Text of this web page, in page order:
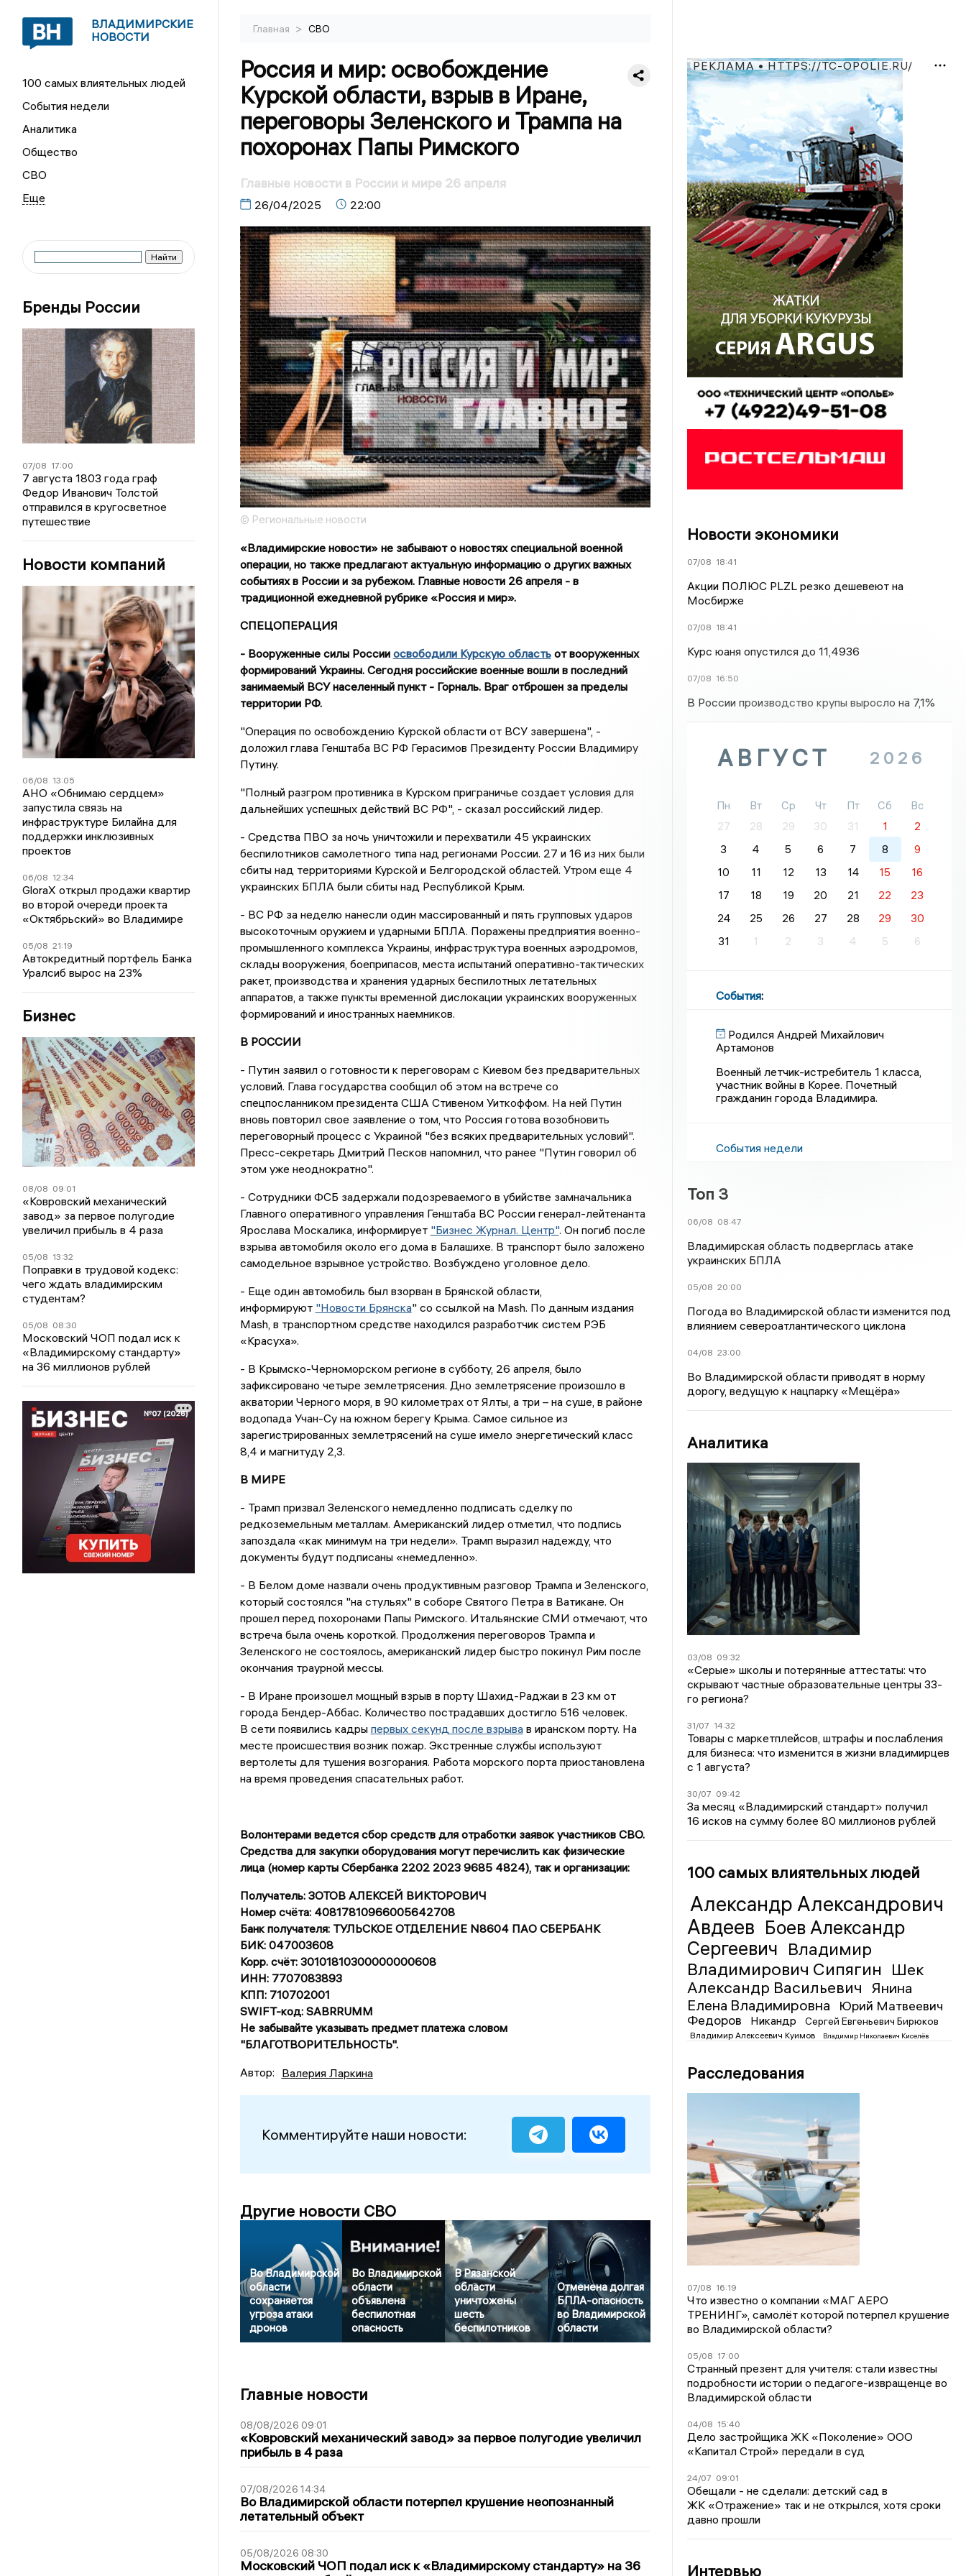
ВЛАДИМИРСКИЕ
НОВОСТИ
100 самых влиятельных людей
События недели
Аналитика
Общество
СВО
Бренды России
07/08 17:00
7 августа 1803 года граф
Федор Иванович Толстой
отправился в кругосветное
путешествие
Новости компаний
06/08 13:05
АНО «Обнимаю сердцем»
запустила связь на
инфраструктуре Билайна для
поддержки инклюзивных
проектов
06/08 12:34
GloraX открыл продажи квартир
во второй очереди проекта
«Октябрьский» во Владимире
05/08 21:19
Автокредитный портфель Банка
Уралсиб вырос на 23%
Бизнес
08/08 09:01
«Ковровский механический
завод» за первое полугодие
увеличил прибыль в 4 раза
05/08 13:32
Поправки в трудовой кодекс:
чего ждать владимирским
студентам?
05/08 08:30
Московский ЧОП подал иск к
«Владимирскому стандарту»
на 36 миллионов рублей
Главная > СВО
Россия и мир: освобождение
Курской области, взрыв в Иране,
переговоры Зеленского и Трампа на
похоронах Папы Римского
Главные новости в России и мире 26 апреля
26/04/2025 22:00
© Региональные новости
«Владимирские новости» не забывают о новостях специальной военной
операции, но также предлагают актуальную информацию о других важных
событиях в России и за рубежом. Главные новости 26 апреля - в
традиционной ежедневной рубрике «Россия и мир».
СПЕЦОПЕРАЦИЯ
- Вооруженные силы России освободили Курскую область от вооруженных
формирований Украины. Сегодня российские военные вошли в последний
занимаемый ВСУ населенный пункт - Горналь. Враг отброшен за пределы
территории РФ.
"Операция по освобождению Курской области от ВСУ завершена", -
доложил глава Генштаба ВС РФ Герасимов Президенту России Владимиру
Путину.
"Полный разгром противника в Курском приграничье создает условия для
дальнейших успешных действий ВС РФ", - сказал российский лидер.
- Средства ПВО за ночь уничтожили и перехватили 45 украинских
беспилотников самолетного типа над регионами России. 27 и 16 из них были
сбиты над территориями Курской и Белгородской областей. Утром еще 4
украинских БПЛА были сбиты над Республикой Крым.
- ВС РФ за неделю нанесли один массированный и пять групповых ударов
высокоточным оружием и ударными БПЛА. Поражены предприятия военно-
промышленного комплекса Украины, инфраструктура военных аэродромов,
склады вооружения, боеприпасов, места испытаний оперативно-тактических
ракет, производства и хранения ударных беспилотных летательных
аппаратов, а также пункты временной дислокации украинских вооруженных
формирований и иностранных наемников.
В РОССИИ
- Путин заявил о готовности к переговорам с Киевом без предварительных
условий. Глава государства сообщил об этом на встрече со
спецпосланником президента США Стивеном Уиткоффом. На ней Путин
вновь повторил свое заявление о том, что Россия готова возобновить
переговорный процесс с Украиной "без всяких предварительных условий".
Пресс-секретарь Дмитрий Песков напомнил, что ранее "Путин говорил об
этом уже неоднократно".
- Сотрудники ФСБ задержали подозреваемого в убийстве замначальника
Главного оперативного управления Генштаба ВС России генерал-лейтенанта
Ярослава Москалика, информирует "Бизнес Журнал. Центр". Он погиб после
взрыва автомобиля около его дома в Балашихе. В транспорт было заложено
самодельное взрывное устройство. Возбуждено уголовное дело.
- Еще один автомобиль был взорван в Брянской области,
информируют "Новости Брянска" со ссылкой на Mash. По данным издания
Mash, в транспортном средстве находился разработчик систем РЭБ
«Красуха».
- В Крымско-Черноморском регионе в субботу, 26 апреля, было
зафиксировано четыре землетрясения. Дно землетрясение произошло в
акватории Черного моря, в 90 километрах от Ялты, а три – на суше, в районе
водопада Учан-Су на южном берегу Крыма. Самое сильное из
зарегистрированных землетрясений на суше имело энергетический класс
8,4 и магнитуду 2,3.
В МИРЕ
- Трамп призвал Зеленского немедленно подписать сделку по
редкоземельным металлам. Американский лидер отметил, что подпись
запоздала «как минимум на три недели». Трамп выразил надежду, что
документы будут подписаны «немедленно».
- В Белом доме назвали очень продуктивным разговор Трампа и Зеленского,
который состоялся "на стульях" в соборе Святого Петра в Ватикане. Он
прошел перед похоронами Папы Римского. Итальянские СМИ отмечают, что
встреча была очень короткой. Продолжения переговоров Трампа и
Зеленского не состоялось, американский лидер быстро покинул Рим после
окончания траурной мессы.
- В Иране произошел мощный взрыв в порту Шахид-Раджаи в 23 км от
города Бендер-Аббас. Количество пострадавших достигло 516 человек.
В сети появились кадры первых секунд после взрывав иранском порту. На
месте происшествия возник пожар. Экстренные службы используют
вертолеты для тушения возгорания. Работа морского порта приостановлена
на время проведения спасательных работ.
Волонтерами ведется сбор средств для отработки заявок участников СВО.
Средства для закупки оборудования могут перечислить как физические
лица (номер карты Сбербанка 2202 2023 9685 4824), так и организации:
Получатель: ЗОТОВ АЛЕКСЕЙ ВИКТОРОВИЧ
Номер счёта: 40817810966005642708
Банк получателя: ТУЛЬСКОЕ ОТДЕЛЕНИЕ N8604 ПАО СБЕРБАНК
БИК: 047003608
Корр. счёт: 30101810300000000608
ИНН: 7707083893
КПП: 710702001
SWIFT-код: SABRRUMM
Не забывайте указывать предмет платежа словом
"БЛАГОТВОРИТЕЛЬНОСТЬ".
Автор: Валерия Ларкина
Комментируйте наши новости:
Другие новости СВО
Во Владимирской
области
сохраняется
угроза атаки
дронов
Во Владимирской
области
объявлена
беспилотная
опасность
В Рязанской
области
уничтожены
шесть
беспилотников
Отменена долгая
БПЛА-опасность
во Владимирской
области
Главные новости
08/08/2026 09:01
«Ковровский механический завод» за первое полугодие увеличил
прибыль в 4 раза
07/08/2026 14:34
Во Владимирской области потерпел крушение неопознанный
летательный объект
05/08/2026 08:30
Московский ЧОП подал иск к «Владимирскому стандарту» на 36
РЕКЛАМА • HTTPS://TC-OPOLIE.RU/
Новости экономики
07/08 18:41
Акции ПОЛЮС PLZL резко дешевеют на
Мосбирже
07/08 18:41
Курс юаня опустился до 11,4936
07/08 16:50
В России производство крупы выросло на 7,1%
АВГУСТ 2026
Пн Вт Ср Чт Пт Сб
Вс
27
28 29 30 31 1
2
3
4 5 6 7 8
9
10
11 12 13 14 15
16
17
18 19 20 21 22
23
24
25 26 27 28 29
30
31
1 2 3 4 5 6
События:
Родился Андрей Михайлович
Артамонов
Военный летчик-истребитель 1 класса,
участник войны в Корее. Почетный
гражданин города Владимира.
События недели
Топ 3
06/08 08:47
Владимирская область подверглась атаке
украинских БПЛА
05/08 20:00
Погода во Владимирской области изменится под
влиянием североатлантического циклона
04/08 23:00
Во Владимирской области приводят в норму
дорогу, ведущую к нацпарку «Мещёра»
Аналитика
03/08 09:32
«Серые» школы и потерянные аттестаты: что
скрывают частные образовательные центры 33-
го региона?
31/07 14:32
Товары с маркетплейсов, штрафы и послабления
для бизнеса: что изменится в жизни владимирцев
с 1 августа?
30/07 09:42
За месяц «Владимирский стандарт» получил
16 исков на сумму более 80 миллионов рублей
100 самых влиятельных людей
Александр Александрович
Авдеев Боев Александр
Сергеевич Владимир
Владимирович Сипягин Шек
Александр Васильевич
Янина
Елена Владимировна
Юрий Матвеевич
Федоров
Никандр Сергей Евгеньевич Бирюков
Владимир Алексеевич Куимов Владимир Николаевич Киселёв
Расследования
07/08 16:19
Что известно о компании «МАГ АЕРО
ТРЕНИНГ», самолёт которой потерпел крушение
во Владимирской области?
05/08 17:00
Странный презент для учителя: стали известны
подробности истории о педагоге-извращенце во
Владимирской области
04/08 15:40
Дело застройщика ЖК «Поколение» ООО
«Капитал Строй» передали в суд
24/07 09:01
Обещали - не сделали: детский сад в
ЖК «Отражение» так и не открылся, хотя сроки
давно прошли
Интервью